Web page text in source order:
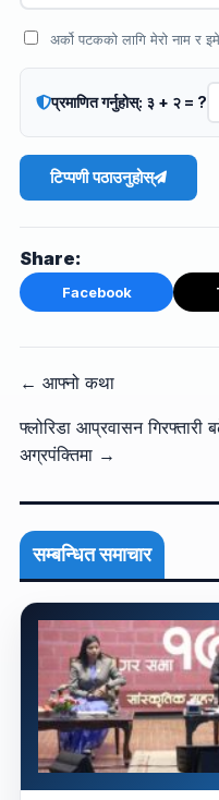
अर्को पटकको लागि मेरो नाम र
प्रमाणित गर्नुहोस्: ३ + २ = ?
टिप्पणी पठाउनुहोस्
Share:
Facebook
← आफ्नो कथा
फ्लोरिडा आप्रवासन
अग्रपंक्तिमा →
सम्बन्धित समाचार